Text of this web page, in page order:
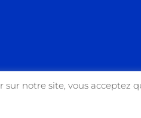
notre site, vous acceptez